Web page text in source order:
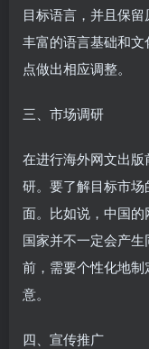
目标语言，并且保
丰富的语言基础和
点做出相应调整。
三、市场调研
在进行海外网文出
研。要了解目标市
面。比如说，中国
国家并不一定会产
前，需要个性化地
意。
四、宣传推广